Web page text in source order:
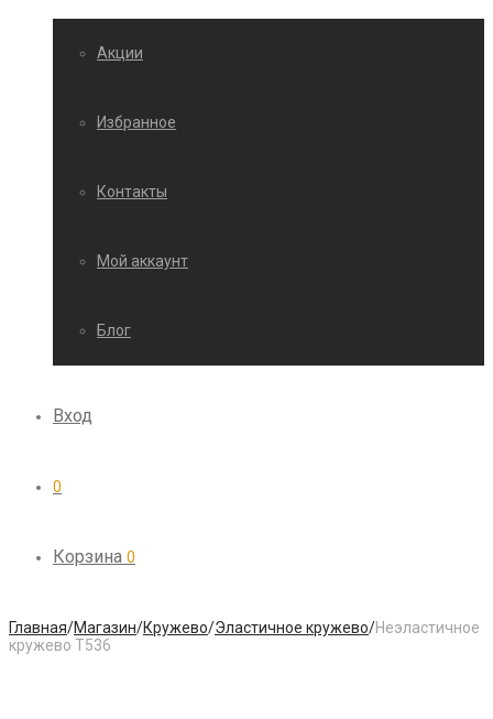
Акции
Избранное
Контакты
Мой аккаунт
Блог
Вход
0
Корзина 0
Главная/Магазин/Кружево/Эластичное кружево/Неэластичное
кружево T536